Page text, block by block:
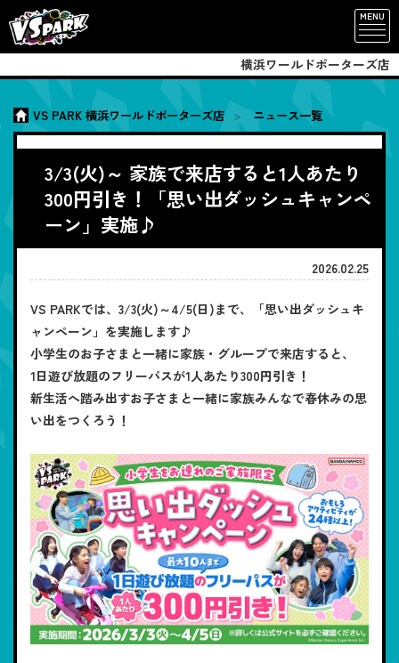
MENU
横浜ワールドポーターズ店
VS PARK 横浜ワールドポーターズ店 ニュース一覧
3/3(火)～ 家族で来店すると1人あたり
300円引き！「思い出ダッシュキャンペ
ーン」実施♪
2026.02.25
VS PARKでは、3/3(火)～4/5(日)まで、「思い出ダッシュキ
ャンペーン」を実施します♪
小学生のお子さまと一緒に家族・グループで来店すると、
1日遊び放題のフリーパスが1人あたり300円引き！
新生活へ踏み出すお子さまと一緒に家族みんなで春休みの思
い出をつくろう！